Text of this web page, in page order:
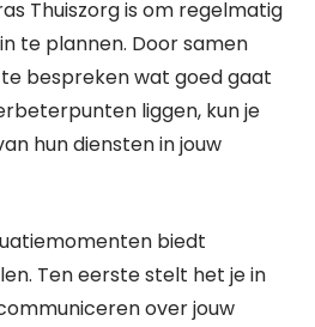
Thuiszorg is om regelmatig
te plannen. Door samen
bespreken wat goed gaat
liggen, kun je
hun diensten in jouw
biedt
Ten eerste stelt het je in
over jouw